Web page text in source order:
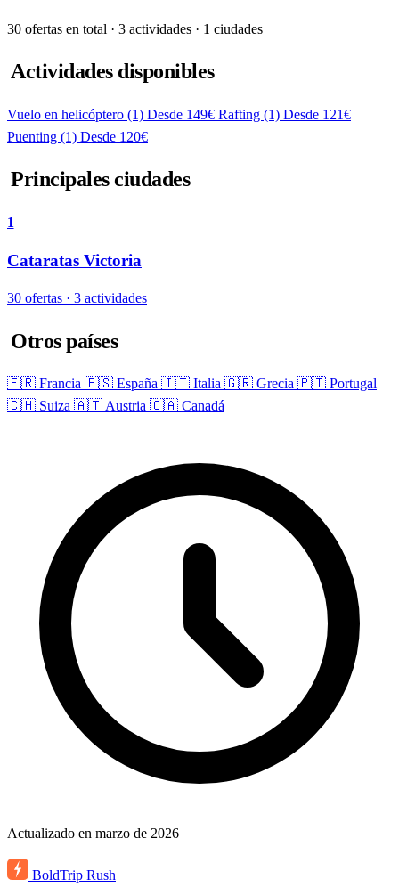
30 ofertas en total · 3 actividades · 1 ciudades
Actividades disponibles
Vuelo en helicóptero (1) Desde 149€ Rafting (1) Desde 121€
Puenting (1) Desde 120€
Principales ciudades
1
Cataratas Victoria
30 ofertas · 3 actividades
Otros países
🇫🇷 Francia 🇪🇸 España 🇮🇹 Italia 🇬🇷 Grecia 🇵🇹 Portugal
🇨🇭 Suiza 🇦🇹 Austria 🇨🇦 Canadá
Actualizado en marzo de 2026
BoldTrip Rush